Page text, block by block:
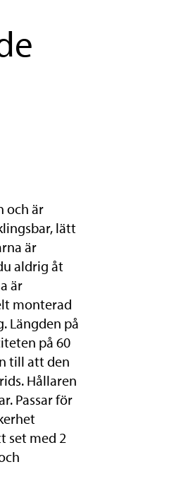
och är
lätt
är
aldrig åt
är
monterad
Längden på
på 60
till att den
Hållaren
Passar för
set med 2